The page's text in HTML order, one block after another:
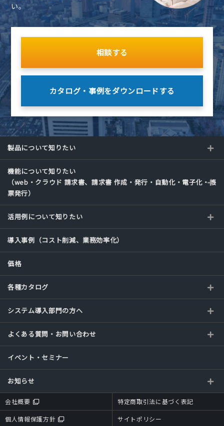
い。
相談する
カタログ・事例をダウンロードする
製品について知りたい
機能について知りたい
（web・クラウド 請求書、請求書 作成・発行・自動化・電子化・帳
票発行）
活用例について知りたい
導入事例（コスト削減、業務効率化）
価格
各種カタログ
システム導入部門の方へ
よくある質問・お問い合わせ
イベント・セミナー
お知らせ
会社概要 特定商取引法に基づく表記
個人情報保護方針 サイトポリシー